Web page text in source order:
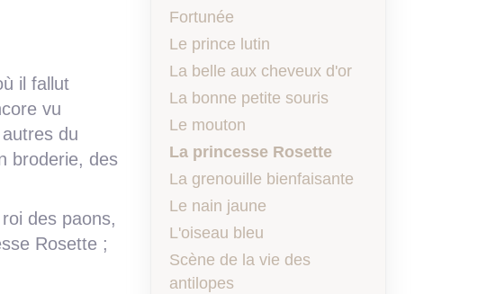
il fallut
vu
du
broderie, des
des paons,
Rosette ;
Fortunée
Le prince lutin
La belle aux cheveux d'or
La bonne petite souris
Le mouton
La princesse Rosette
La grenouille bienfaisante
Le nain jaune
L'oiseau bleu
Scène de la vie des
antilopes